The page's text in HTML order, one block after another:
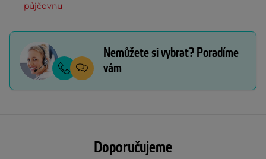
půjčovnu
Nemůžete si vybrat? Poradíme
vám
Doporučujeme